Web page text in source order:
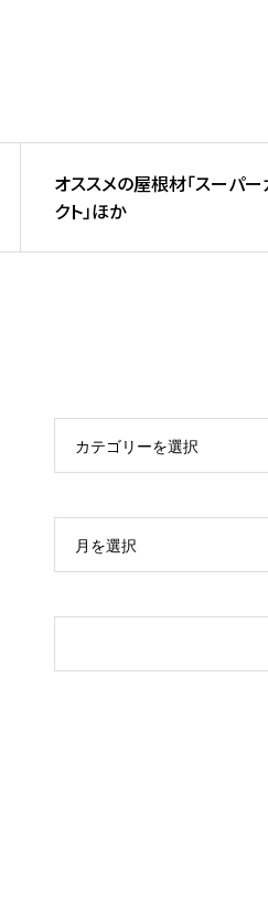
オススメの屋根材「スーパ
クト」ほか
カテゴリーを選択
月を選択